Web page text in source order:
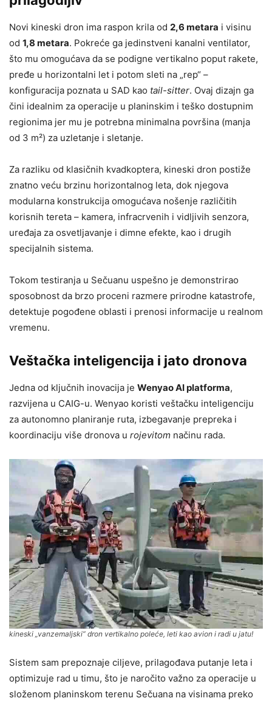
Novi kineski dron ima raspon krila od 2,6 metara i visinu
od 1,8 metara. Pokreće ga jedinstveni kanalni ventilator,
što mu omogućava da se podigne vertikalno poput rakete,
pređe u horizontalni let i potom sleti na „rep“ –
konfiguracija poznata u SAD kao tail-sitter. Ovaj dizajn ga
čini idealnim za operacije u planinskim i teško dostupnim
regionima jer mu je potrebna minimalna površina (manja
od 3 m²) za uzletanje i sletanje.
Za razliku od klasičnih kvadkoptera, kineski dron postiže
znatno veću brzinu horizontalnog leta, dok njegova
modularna konstrukcija omogućava nošenje različitih
korisnih tereta – kamera, infracrvenih i vidljivih senzora,
uređaja za osvetljavanje i dimne efekte, kao i drugih
specijalnih sistema.
Tokom testiranja u Sečuanu uspešno je demonstrirao
sposobnost da brzo proceni razmere prirodne katastrofe,
detektuje pogođene oblasti i prenosi informacije u realnom
vremenu.
Veštačka inteligencija i jato dronova
Jedna od ključnih inovacija je Wenyao AI platforma,
razvijena u CAIG-u. Wenyao koristi veštačku inteligenciju
za autonomno planiranje ruta, izbegavanje prepreka i
koordinaciju više dronova u rojevitom načinu rada.
kineski „vanzemaljski” dron vertikalno poleće, leti kao avion i radi u jatu!
Sistem sam prepoznaje ciljeve, prilagođava putanje leta i
optimizuje rad u timu, što je naročito važno za operacije u
složenom planinskom terenu Sečuana na visinama preko